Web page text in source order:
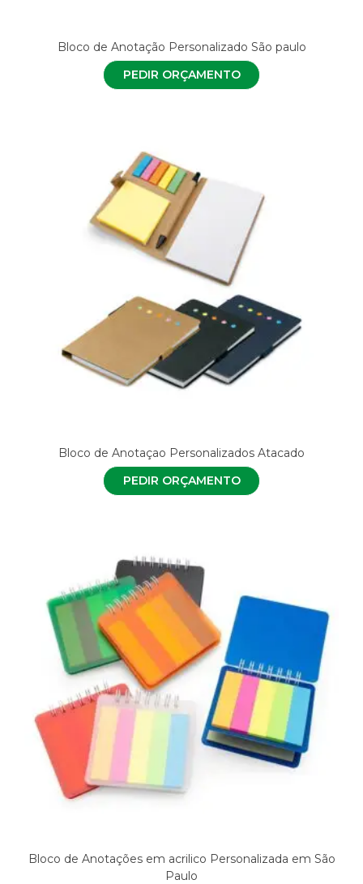
Bloco de Anotação Personalizado São paulo
PEDIR ORÇAMENTO
Bloco de Anotaçao Personalizados Atacado
PEDIR ORÇAMENTO
Bloco de Anotações em acrilico Personalizada em São
Paulo